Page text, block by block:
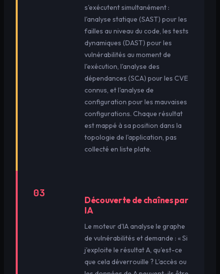
s'exécutent simultanément :
l'analyse statique (SAST) pour les
failles au niveau du code, les tests
dynamiques (DAST) pour les
vulnérabilités au moment de
l'exécution, l'analyse des
dépendances (SCA) pour les CVE
connus, et l'analyse de
configuration pour les mauvaises
configurations. Chaque résultat
est mappé à sa position dans la
topologie de l'application, pas
collecté en liste plate.
03
Découverte de chaînes par
IA
Le moteur d'IA analyse le graphe
de vulnérabilités et demande : « Si
j'exploite le résultat A, qu'est-ce
que cela déverrouille ? L'accès ou